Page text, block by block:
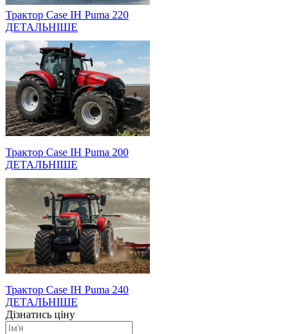
Трактор Case IH Puma 220
ДЕТАЛЬНІШЕ
Трактор Case IH Puma 200
ДЕТАЛЬНІШЕ
Трактор Case IH Puma 240
ДЕТАЛЬНІШЕ
Дізнатись ціну